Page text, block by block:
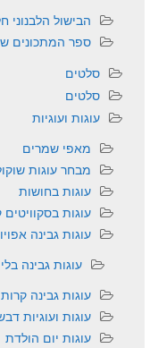
הבישול הלבנוני
ספר המתכונים
סלטים
סלטים
עוגות ועוגיות
מאפי שמרים
מבחר עוגות
עוגות בחושות
עוגות
עוגות גבינה
עוגות גבינה
עוגות גבינה קרות
עוגות ועוגיות
עוגות יום הולדת